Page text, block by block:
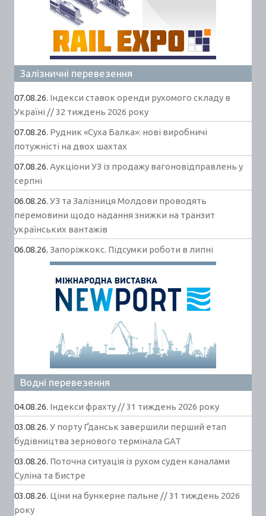
Залізничні перевезення
07.08.26. Індекси ставок оренди рухомого складу в
Україні // 32 тиждень 2026 року
07.08.26. Рудник «Суха Балка»: нові виробничі
потужністі на двох шахтах
07.08.26. Аукціони УЗ із продажу вагоновідправлень у
серпні
06.08.26. УЗ та Залізниця Молдови проводять
перемовини щодо надання знижки на транзит
українських вантажів
06.08.26. Запоріжкокс. Підсумки роботи в липні
Водні перевезення
04.08.26. Індекси фрахту // 31 тиждень 2026 року
03.08.26. У порту Ґданськ завершили перший етап
будівництва зернового термінала GAT
03.08.26. Поточна ситуація із рухом суден каналами
Суліна та Бистре
03.08.26. Ціни на бункерне пальне // 31 тиждень 2026
року